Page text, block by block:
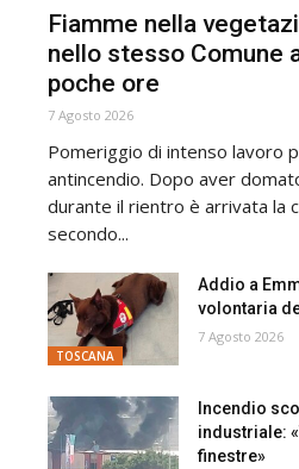
Fiamme nella
nello stesso Comune
poche ore
7 Agosto 2026
Pomeriggio di intenso lavoro
antincendio. Dopo aver
durante il rientro è arrivata la
secondo...
TOSCANA
Addio a
volontaria
7 Agosto 2026
Incendio
industriale:
finestre»